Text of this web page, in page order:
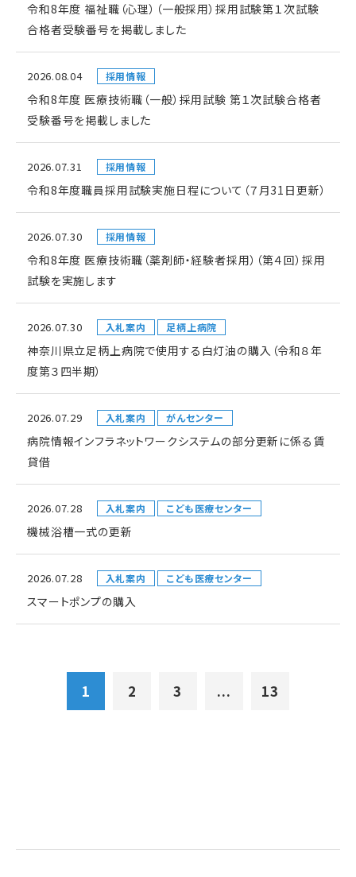
令和8年度 福祉職（心理）（一般採用）採用試験第１次試験
合格者受験番号を掲載しました
2026.08.04 採用情報
令和8年度 医療技術職（一般）採用試験 第１次試験合格者
受験番号を掲載しました
2026.07.31 採用情報
令和8年度職員採用試験実施日程について（７月31日更新）
2026.07.30 採用情報
令和8年度 医療技術職（薬剤師・経験者採用）（第４回）採用
試験を実施します
2026.07.30 入札案内 足柄上病院
神奈川県立足柄上病院で使用する白灯油の購入（令和８年
度第３四半期）
2026.07.29 入札案内 がんセンター
病院情報インフラネットワークシステムの部分更新に係る賃
貸借
2026.07.28 入札案内 こども医療センター
機械浴槽一式の更新
2026.07.28 入札案内 こども医療センター
スマートポンプの購入
1 2 3 ... 13